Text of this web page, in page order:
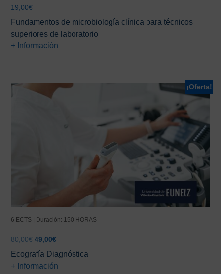
19,00€
Fundamentos de microbiología clínica para técnicos
superiores de laboratorio
+ Información
¡Oferta!
6 ECTS | Duración: 150 HORAS
80,00€ El
precio
original
era:
49,00€El
precio
actual
es:
Ecografía Diagnóstica
+ Información